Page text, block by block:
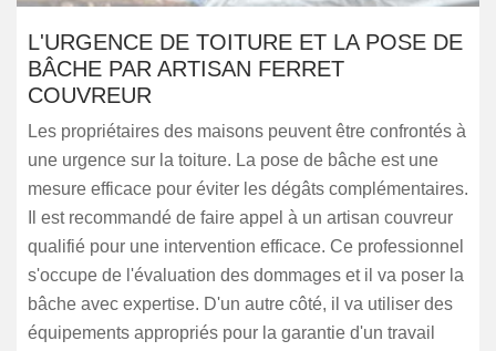
L'URGENCE DE TOITURE ET LA POSE DE
BÂCHE PAR ARTISAN FERRET
COUVREUR
Les propriétaires des maisons peuvent être confrontés à
une urgence sur la toiture. La pose de bâche est une
mesure efficace pour éviter les dégâts complémentaires.
Il est recommandé de faire appel à un artisan couvreur
qualifié pour une intervention efficace. Ce professionnel
s'occupe de l'évaluation des dommages et il va poser la
bâche avec expertise. D'un autre côté, il va utiliser des
équipements appropriés pour la garantie d'un travail